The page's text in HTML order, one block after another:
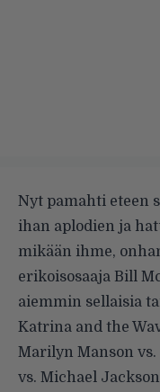
Nyt pamahti eteen
ihan aplodien ja
mikään ihme,
erikoisosaaja Bill
aiemmin sellaisia
Katrina and the
Marilyn Manson
vs. Michael